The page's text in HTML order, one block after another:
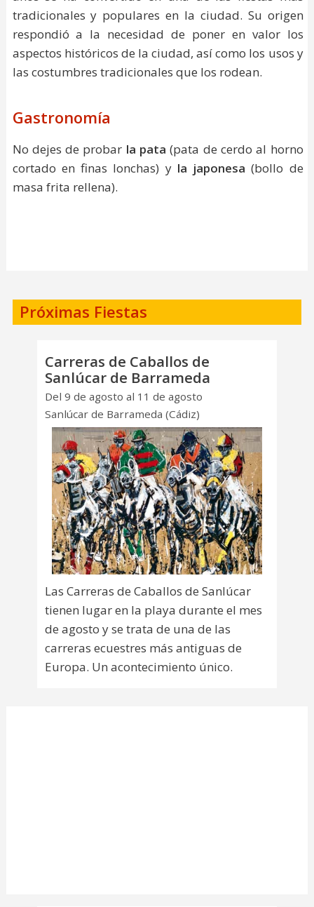
tradicionales y populares en la ciudad. Su origen
respondió a la necesidad de poner en valor los
aspectos históricos de la ciudad, así como los usos y
las costumbres tradicionales que los rodean.
Gastronomía
No dejes de probar la pata (pata de cerdo al horno
cortado en finas lonchas) y la japonesa (bollo de
masa frita rellena).
Próximas Fiestas
Carreras de Caballos de
Sanlúcar de Barrameda
Del 9 de agosto al 11 de agosto
Sanlúcar de Barrameda (Cádiz)
Las Carreras de Caballos de Sanlúcar
tienen lugar en la playa durante el mes
de agosto y se trata de una de las
carreras ecuestres más antiguas de
Europa. Un acontecimiento único.